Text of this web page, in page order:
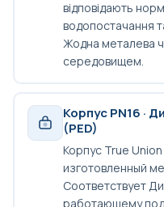
відповідають
водопостачання
Жодна металева
середовищем.
Корпус PN16 ·
(PED)
Корпус True
изготовленный
Соответствует
работающему